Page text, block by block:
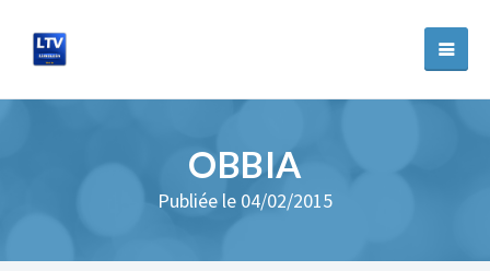
OBBIA
Publiée le 04/02/2015